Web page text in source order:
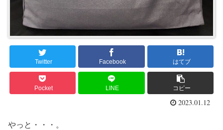
Twitter Facebook はてブ
Pocket LINE コピー
2023.01.12
やっと・・・。